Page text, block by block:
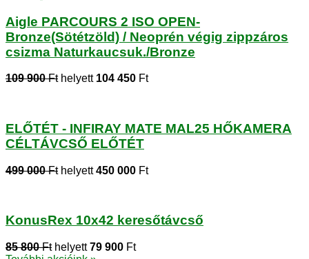
Aigle PARCOURS 2 ISO OPEN-
Bronze(Sötétzöld) / Neoprén végig zippzáros
csizma Naturkaucsuk./Bronze
109 900 Fthelyett 104 450 Ft
ELŐTÉT - INFIRAY MATE MAL25 HŐKAMERA
CÉLTÁVCSŐ ELŐTÉT
499 000 Fthelyett450 000 Ft
KonusRex 10x42 keresőtávcső
85 800 Fthelyett79 900 Ft